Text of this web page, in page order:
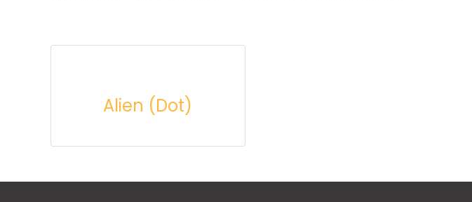
Alien (Dot)